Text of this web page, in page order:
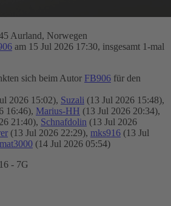
Aurland, Norwegen
am 15 Jul 2026 17:30, insgesamt 1-mal
sich beim Autor FB906 für den
2026 15:02), Suzali (13 Jul 2026 15:48),
16:46), Marius-HH (13 Jul 2026 20:34),
21:40), Schnafdolin (13 Jul 2026
(13 Jul 2026 22:29), mks916 (13 Jul
(14 Jul 2026 05:54)
- 7G